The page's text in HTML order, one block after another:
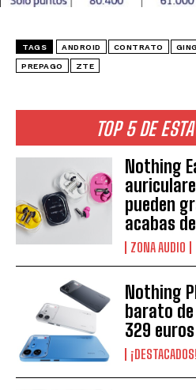
TOP 5 DE
Nothing
pueden
acabas
ZONA AUDIO
Nothing
barato
329 euros
¡DESTACADOS!
TAGS ANDROID CONTRATO
PREPAGO ZTE